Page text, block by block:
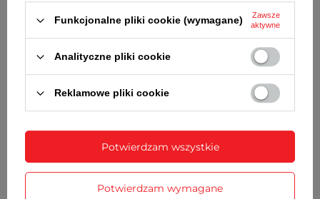
Orientacyjny czas działania zegarka bez
konieczności wymiany baterii - 3 lata
MECHANIZM
Kwarcowy, japoński
ŚREDNICA KOPERTY
40 mm
11 mm
SZEROKOŚĆ PASKA PRZY KOPERCIE
Funkcjonalne pliki cookie (wymagane)
Zawsze
aktywne
Analityczne pliki cookie
Reklamowe pliki cookie
Potwierdzam wymagane
Potwierdzam wszystkie